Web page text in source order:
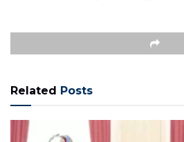
Related Posts